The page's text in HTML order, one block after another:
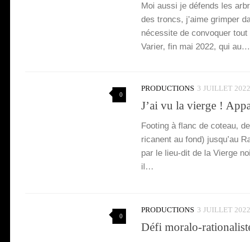
Moi aus­si je défends les
des troncs, j’aime grim­per
néces­site de convo­quer
Varier, fin mai 2022, qui au…
0
PRODUCTIONS 3 JUILLET 2022
J’ai vu la vierge !
Foo­ting à flanc de coteau,
ricanent au fond) jus­qu’au
par le lieu-dit de la Vierge
il…
0
PRODUCTIONS 3 JUILLET 2022
Défi moralo-